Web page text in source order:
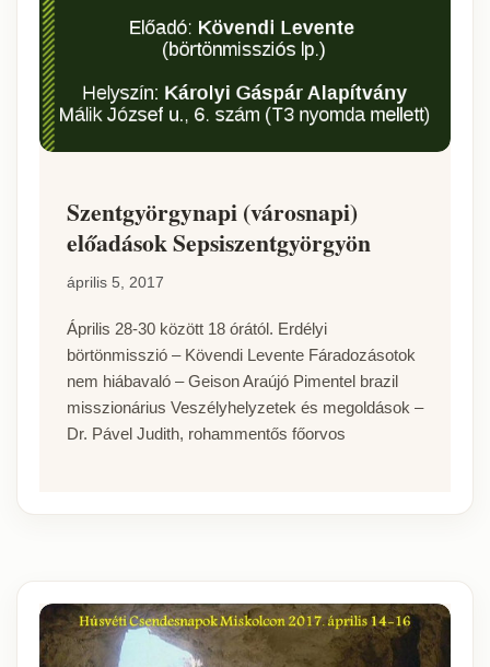
Szentgyörgynapi (városnapi)
előadások Sepsiszentgyörgyön
április 5, 2017
Április 28-30 között 18 órától. Erdélyi
börtönmisszió – Kövendi Levente Fáradozásotok
nem hiábavaló – Geison Araújó Pimentel brazil
misszionárius Veszélyhelyzetek és megoldások –
Dr. Pável Judith, rohammentős főorvos